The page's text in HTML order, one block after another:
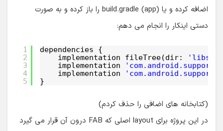
اضافه کرده و یا build.gradle (app) را باز کرده و به صورت
دستی اینکار را انجام می دهم:
1
2
3
4
5
dependencies {
implementation fileTree(dir:
'libs'
implementation
implementation
}
(کتابخانه های اضافی را حذف کردم)
در این پروژه برای layout اصلی که FAB درون آن قرار می گیرد